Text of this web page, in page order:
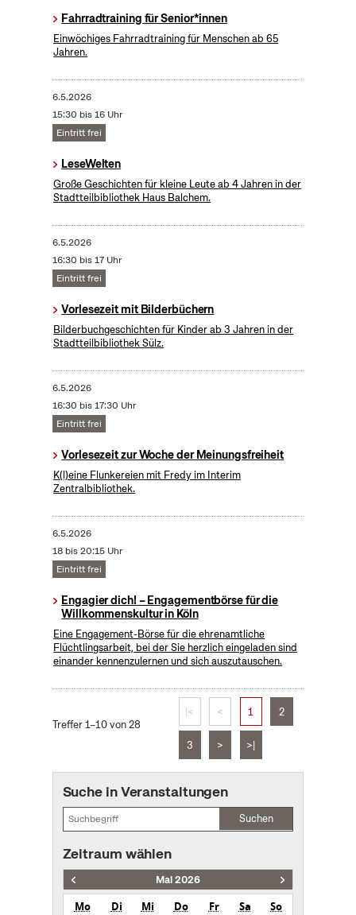
Fahrradtraining für Senior*innen
Einwöchiges Fahrradtraining für Menschen ab 65
Jahren.
6.5.2026
15:30 bis 16 Uhr
Eintritt frei
LeseWelten
Große Geschichten für kleine Leute ab 4 Jahren in der
Stadtteilbibliothek Haus Balchem.
6.5.2026
16:30 bis 17 Uhr
Eintritt frei
Vorlesezeit mit Bilderbüchern
Bilderbuchgeschichten für Kinder ab 3 Jahren in der
Stadtteilbibliothek Sülz.
6.5.2026
16:30 bis 17:30 Uhr
Eintritt frei
Vorlesezeit zur Woche der Meinungsfreiheit
K(l)eine Flunkereien mit Fredy im Interim
Zentralbibliothek.
6.5.2026
18 bis 20:15 Uhr
Eintritt frei
Engagier dich! – Engagementbörse für die
Willkommenskultur in Köln
Eine Engagement-Börse für die ehrenamtliche
Flüchtlingsarbeit, bei der Sie herzlich eingeladen sind
einander kennenzulernen und sich auszutauschen.
Treffer 1–10 von 28
|< < 1 2
3 > >|
Suche in Veranstaltungen
Suchen
Zeitraum wählen
Mai 2026
Mo Di Mi Do Fr Sa
So